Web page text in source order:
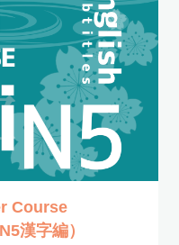
Course
漢字編）